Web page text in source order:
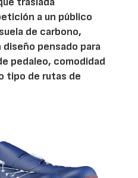
a un público
de carbono,
diseño pensado para
pedaleo, comodidad
tipo de rutas de